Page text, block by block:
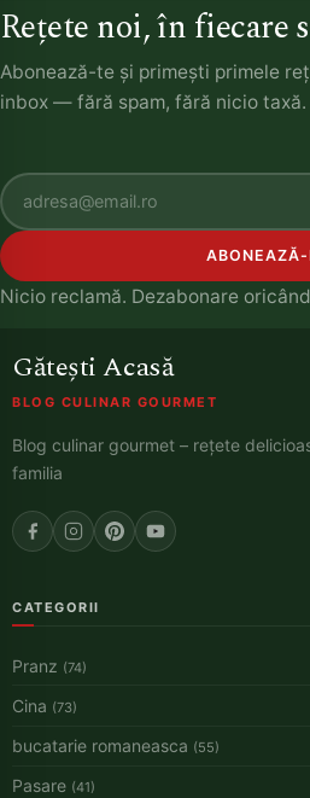
Rețete noi, în fiecare
Abonează-te și primești primele
inbox — fără spam, fără nicio taxă.
ABONEAZĂ-
Nicio reclamă. Dezabonare
Gătești Acasă
BLOG CULINAR GOURMET
Blog culinar gourmet – rețete
familia
CATEGORII
Pranz (74)
Cina (73)
bucatarie romaneasca (55)
Pasare (41)